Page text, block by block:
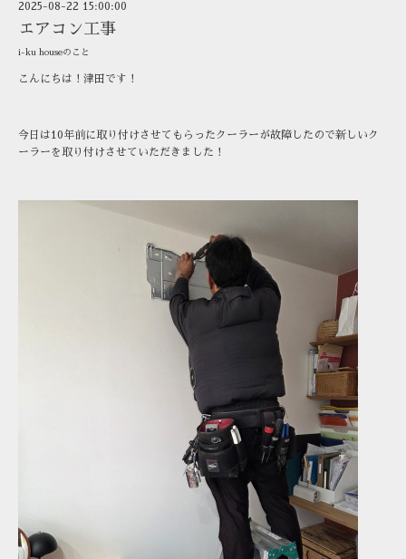
2025-08-22 15:00:00
エアコン工事
i-ku houseのこと
こんにちは！津田です！
今日は10年前に取り付けさせてもらったクーラーが故障したので新しいク
ーラーを取り付けさせていただきました！